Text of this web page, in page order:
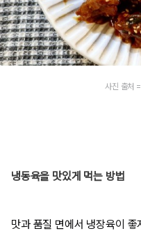
사진 출처
냉동육을 맛있게 먹는 방법
맛과 품질 면에서 냉장육이